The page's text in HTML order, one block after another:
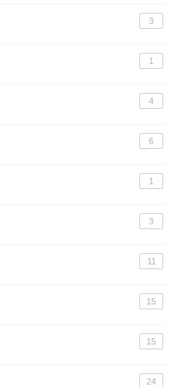
3
1
4
6
1
3
11
15
15
24